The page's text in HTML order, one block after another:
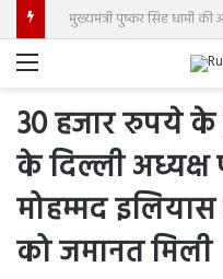
Menu
30 हजार रुपये
के दिल्ली
मोहम्मद
को जमानत मिली